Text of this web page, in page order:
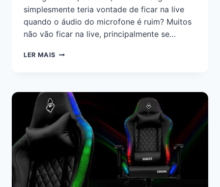
simplesmente teria vontade de ficar na live
quando o áudio do microfone é ruim? Muitos
não vão ficar na live, principalmente se…
LER MAIS